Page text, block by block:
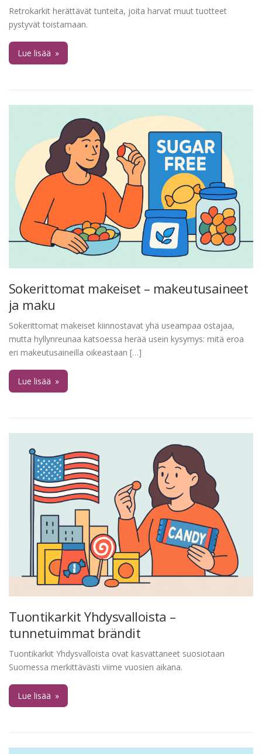
Retrokarkit herättävät tunteita, joita harvat muut tuotteet
pystyvät toistamaan.
Lue lisää »
Sokerittomat makeiset – makeutusaineet
ja maku
Sokerittomat makeiset kiinnostavat yhä useampaa ostajaa,
mutta hyllynreunaa katsoessa herää usein kysymys: mitä eroa
eri makeutusaineilla oikeastaan […]
Lue lisää »
Tuontikarkit Yhdysvalloista –
tunnetuimmat brändit
Tuontikarkit Yhdysvalloista ovat kasvattaneet suosiotaan
Suomessa merkittävästi viime vuosien aikana.
Lue lisää »